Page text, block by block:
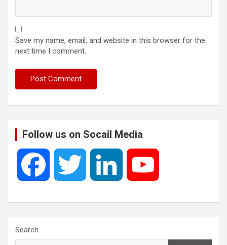
Save my name, email, and website in this browser for the
next time I comment.
Follow us on Socail Media
Search